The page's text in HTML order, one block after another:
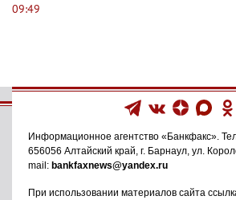
09:49
Информационное агентство «Банкфакс» .
656056 Алтайский край, г. Барнаул ул.
mail: bankfaxnews@yandex.ru
При использовании материалов сайта